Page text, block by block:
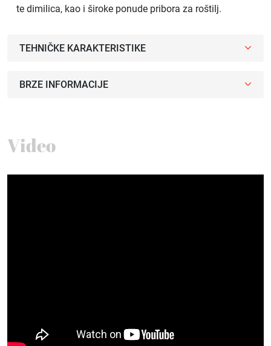
te dimilica, kao i široke ponude pribora za roštilj.
TEHNIČKE KARAKTERISTIKE
BRZE INFORMACIJE
Video